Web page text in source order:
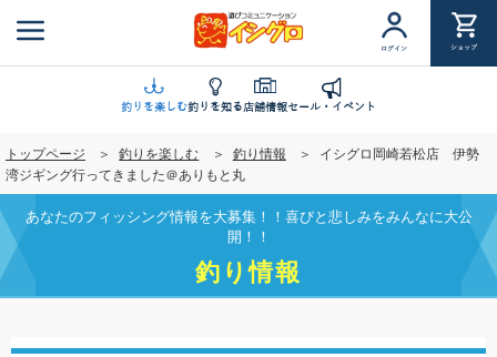
ン
ツ
移
動
ログイン ショップ
釣りを楽しむ釣りを知る店舗情報セール・イベント
トップページ 釣りを楽しむ 釣り情報
イシグロ岡崎若松店 伊勢
湾ジギング行ってきました＠ありもと丸
あなたのフィッシング情報を大募集！！喜びと悲しみをみんなに大公
開！！
釣り情報